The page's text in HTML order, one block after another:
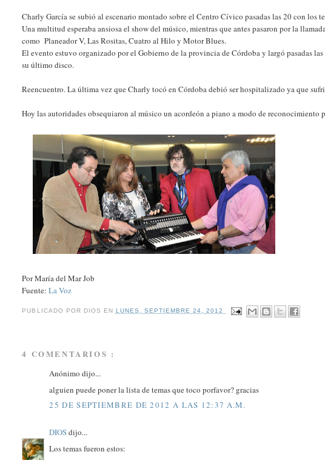
Charly García se subió al escenario montado sobre el Centro Cívico pasadas las 20 con los
Una multitud esperaba ansiosa el show del músico, mientras que antes pasaron por la
como Planeador V, Las Rositas, Cuatro al Hilo y Motor Blues.
El evento estuvo organizado por el Gobierno de la provincia de Córdoba y largó pasadas
su último disco.
Reencuentro. La última vez que Charly tocó en Córdoba debió ser hospitalizado ya que
Hoy las autoridades obsequiaron al músico un acordeón a piano a modo de reconocimiento
Por María del Mar Job
Fuente:La Voz
PUBLICADO POR DIOS EN LUNES, SEPTIEMBRE 24, 2012
4 COMENTARIOS :
Anónimo dijo...
alguien puede poner la lista de temas que toco porfavor? gracias
25 DE SEPTIEMBRE DE 2012 A LAS 12:37 A.M.
DIOSdijo...
Los temas fueron estos: